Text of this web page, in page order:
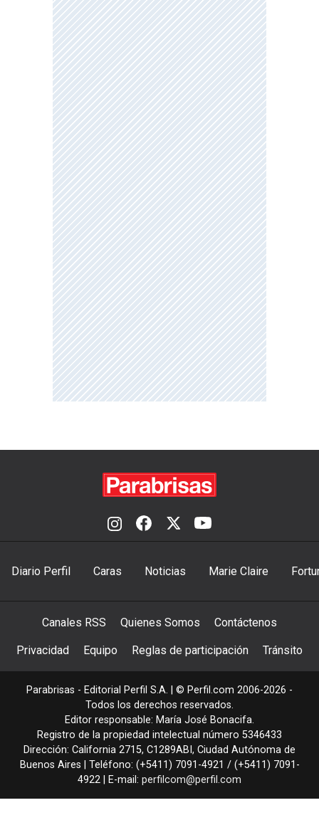
Diario Perfil Caras Noticias Marie Claire
Canales RSS Quienes Somos Contáctenos
Privacidad Equipo Reglas de participación Tránsito
Parabrisas - Editorial Perfil S.A. | © Perfil.com 2006-2026 -
Todos los derechos reservados.
Editor responsable: María José Bonacifa.
Registro de la propiedad intelectual número 5346433
Dirección: California 2715, C1289ABI , Ciudad Autónoma de
Buenos Aires | Teléfono: (+5411) 7091-4921 / (+5411) 7091-
4922 | E-mail: perfilcom@perfil.com